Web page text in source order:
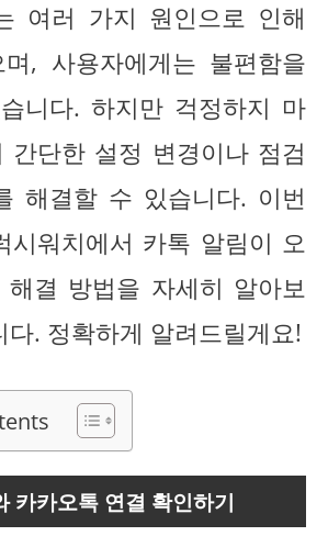
여러 가지 원인으로 인해
, 사용자에게는 불편함을
니다. 하지만 걱정하지 마
간단한 설정 변경이나 점검
해결할 수 있습니다. 이번
시워치에서 카톡 알림이 오
결 방법을 자세히 알아보
다. 정확하게 알려드릴게요!
카카오톡 연결 확인하기